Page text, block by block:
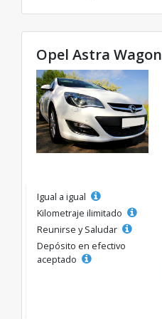
Opel Astra Wagon
Igual a igual
Kilometraje ilimitado
Reunirse y Saludar
Depósito en efectivo
aceptado